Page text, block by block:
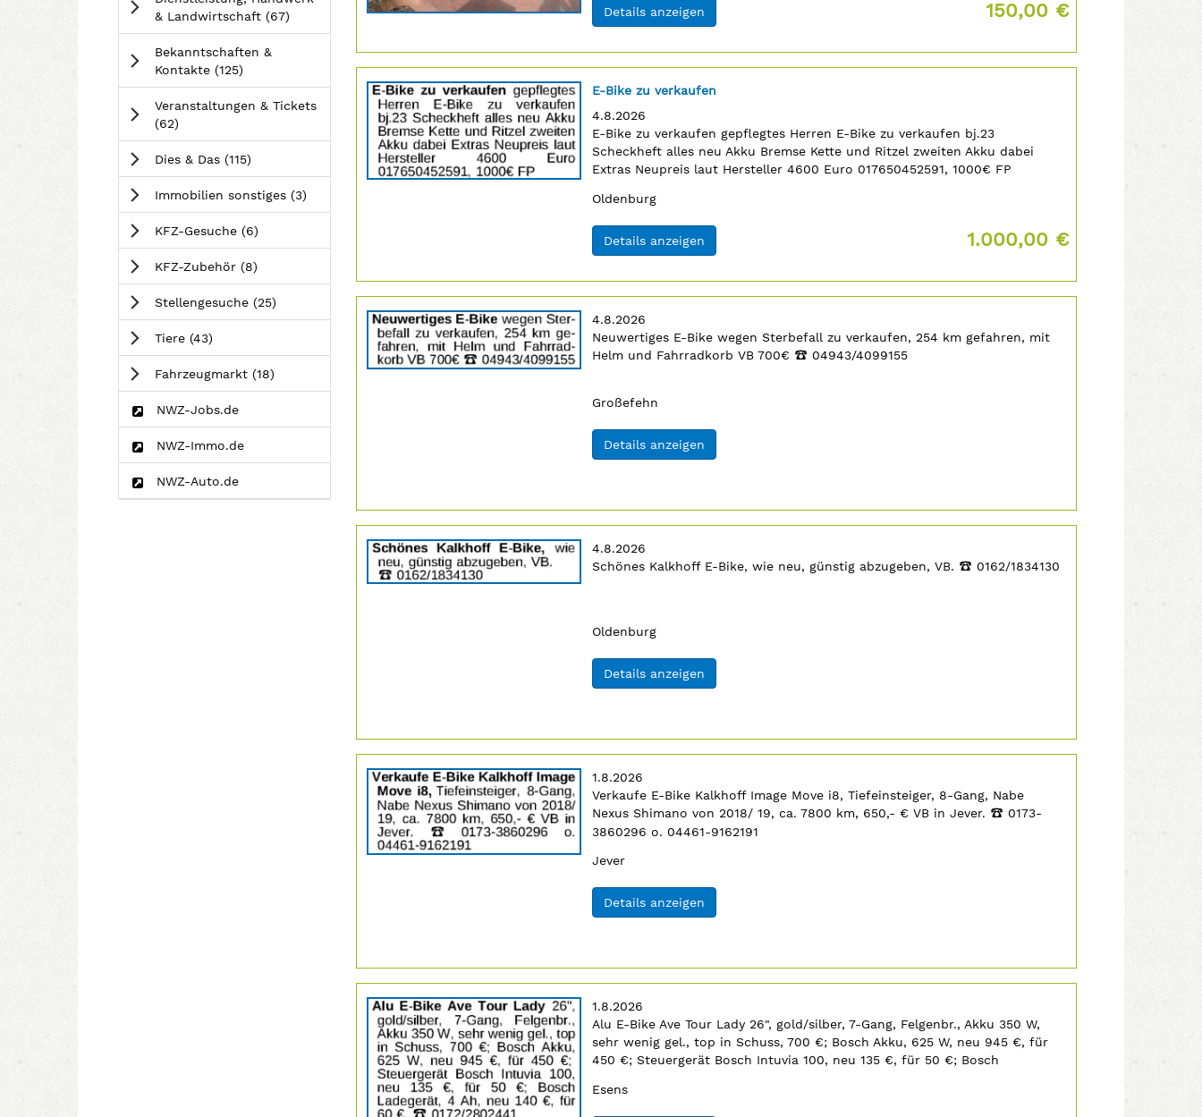
>
t
-
>
o
r
t
-
>
S
p
o
r
t
-
>
b
y
&
S
p
o
r
t
-
>
o
b
b
y
&
S
p
o
r
t
-
>
& Landwirtschaft (67Anzeigen
)
Bekanntschaften &
Kontakte (125Anzeigen
)
Veranstaltungen & Tickets
(62Anzeigen
)
Dies & Das (115Anzeigen
)
Immobilien sonstiges (3Anzeigen
)
KFZ-Gesuche (6Anzeigen
)
KFZ-Zubehör (8Anzeigen
)
Stellengesuche (25Anzeigen
)
Tiere (43Anzeigen
)
Fahrzeugmarkt (18Anzeigen
)
NWZ-Jobs.de
NWZ-Immo.de
NWZ-Auto.de
Preis:
150,00 €
Details anzeigen(ID: 2063536)
Anzeige
2064821
anzeigen
Info:
Titel:
E-Bike zu verkaufen
Erscheinungsdatum:
4.8.2026
Anzeigentext:
E-Bike zu verkaufen gepflegtes Herren E-Bike zu verkaufen bj.23
Scheckheft alles neu Akku Bremse Kette und Ritzel zweiten Akku dabei
Extras Neupreis laut Hersteller 4600 Euro 017650452591, 1000€ FP
Ort:
Oldenburg
Preis:
1.000,00 €
Details anzeigen(ID: 2064821)
Anzeige
2064844
Erscheinungsdatum:
4.8.2026
Anzeigentext:
Neuwertiges E-Bike wegen Sterbefall zu verkaufen, 254 km gefahren, mit
Helm und Fahrradkorb VB 700€ ‡ 04943/4099155
Ort:
Großefehn
Details anzeigen(ID: 2064844)
Anzeige
2064857
Erscheinungsdatum:
4.8.2026
Anzeigentext:
Schönes Kalkhoff E-Bike, wie neu, günstig abzugeben, VB. ‡ 0162/1834130
Ort:
Oldenburg
Details anzeigen(ID: 2064857)
Anzeige
2064506
anzeigen
Erscheinungsdatum:
1.8.2026
Anzeigentext:
Verkaufe E-Bike Kalkhoff Image Move i8, Tiefeinsteiger, 8-Gang, Nabe
Nexus Shimano von 2018/ 19, ca. 7800 km, 650,- € VB in Jever. ‡ 0173-
3860296 o. 04461-9162191
Ort:
Jever
Details anzeigen(ID: 2064506)
Anzeige
2064564
anzeigen
Erscheinungsdatum:
1.8.2026
Anzeigentext:
Alu E-Bike Ave Tour Lady 26", gold/silber, 7-Gang, Felgenbr., Akku 350 W,
sehr wenig gel., top in Schuss, 700 €; Bosch Akku, 625 W, neu 945 €, für
450 €; Steuergerät Bosch Intuvia 100, neu 135 €, für 50 €; Bosch
Ort:
Esens